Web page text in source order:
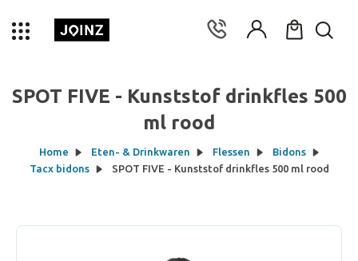
SPOT FIVE - Kunststof drinkfles 500
ml rood
Home Eten- & Drinkwaren Flessen
Bidons
Tacx bidons
SPOT FIVE - Kunststof drinkfles 500 ml rood